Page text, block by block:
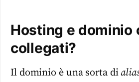
Hosting e dominio
collegati?
Il dominio è una sorta di